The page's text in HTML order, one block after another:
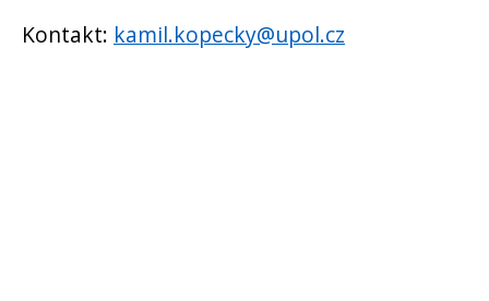
Kontakt: kamil.kopecky@upol.cz